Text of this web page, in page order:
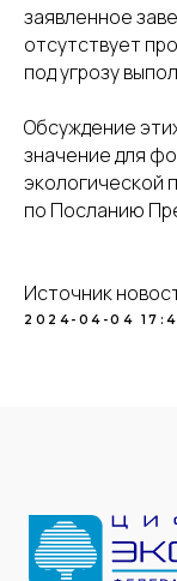
заявленное
отсутствует
под угрозу
Обсуждение
значение для
экологической
по Посланию
Источник
2024-04-04